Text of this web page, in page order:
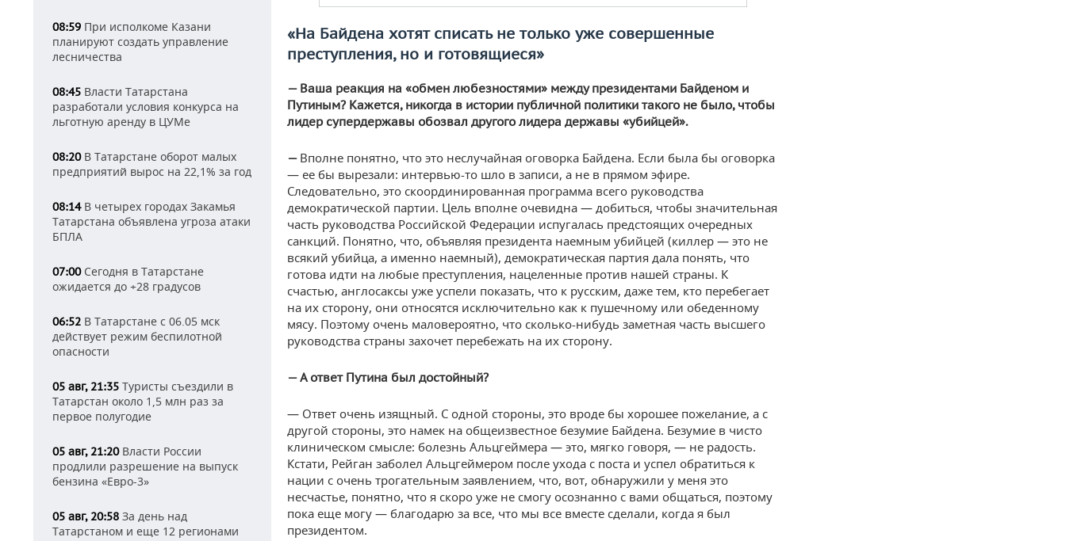
08:59 При исполкоме Казани
планируют создать управление
лесничества
08:45 Власти Татарстана
разработали условия конкурса на
льготную аренду в ЦУМе
08:20В Татарстане оборот малых
предприятий вырос на 22,1% за год
08:14В четырех городах Закамья
Татарстана объявлена угроза атаки
БПЛА
07:00Сегодня в Татарстане
ожидается до +28 градусов
06:52 В Татарстане с 06.05 мск
действует режим беспилотной
опасности
05 авг, 21:35 Туристы съездили в
Татарстан около 1,5 млн раз за
первое полугодие
05 авг, 21:20Власти России
продлили разрешение на выпуск
бензина «Евро-3»
05 авг, 20:58 За день над
Татарстаном и еще 12 регионами
«На Байдена хотят списать не только уже совершенные
преступления, но и готовящиеся»
— Ваша реакция на «обмен любезностями» между президентами Байденом и
Путиным? Кажется, никогда в истории публичной политики такого не было, чтобы
лидер супердержавы обозвал другого лидера державы «убийцей».
— Вполне понятно, что это неслучайная оговорка Байдена. Если была бы оговорка
— ее бы вырезали: интервью-то шло в записи, а не в прямом эфире.
Следовательно, это скоординированная программа всего руководства
демократической партии. Цель вполне очевидна — добиться, чтобы значительная
часть руководства Российской Федерации испугалась предстоящих очередных
санкций. Понятно, что, объявляя президента наемным убийцей (киллер — это не
всякий убийца, а именно наемный), демократическая партия дала понять, что
готова идти на любые преступления, нацеленные против нашей страны. К
счастью, англосаксы уже успели показать, что к русским, даже тем, кто перебегает
на их сторону, они относятся исключительно как к пушечному или обеденному
мясу. Поэтому очень маловероятно, что сколько-нибудь заметная часть высшего
руководства страны захочет перебежать на их сторону.
— А ответ Путина был достойный?
— Ответ очень изящный. С одной стороны, это вроде бы хорошее пожелание, а с
другой стороны, это намек на общеизвестное безумие Байдена. Безумие в чисто
клиническом смысле: болезнь Альцгеймера — это, мягко говоря, — не радость.
Кстати, Рейган заболел Альцгеймером после ухода с поста и успел обратиться к
нации с очень трогательным заявлением, что, вот, обнаружили у меня это
несчастье, понятно, что я скоро уже не смогу осознанно с вами общаться, поэтому
пока еще могу — благодарю за все, что мы все вместе сделали, когда я был
президентом.